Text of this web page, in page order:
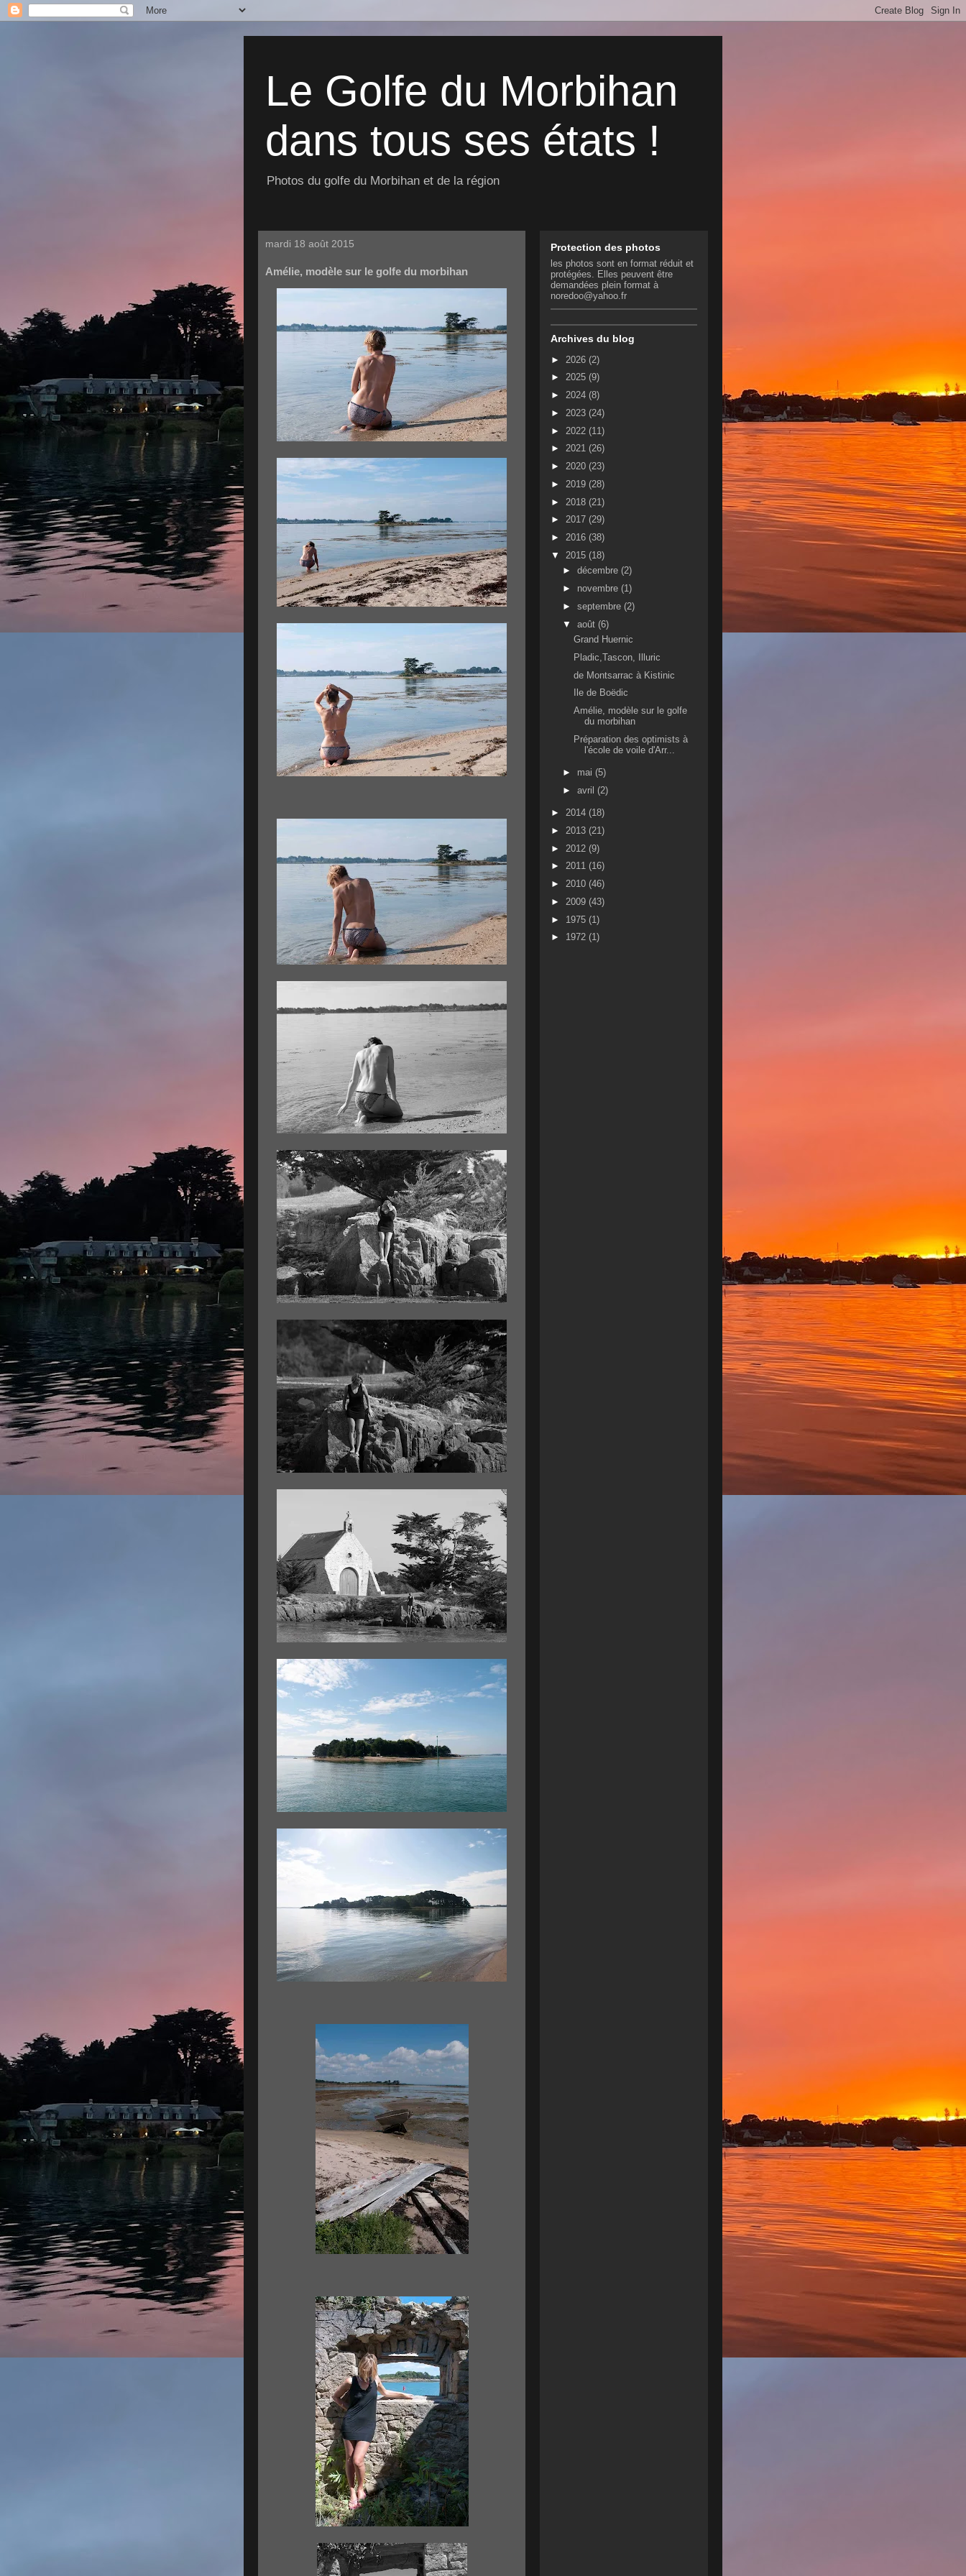
Le Golfe du Morbihan
dans tous ses états !
Photos du golfe du Morbihan et de la région
mardi 18 août 2015
Amélie, modèle sur le golfe du morbihan
Protection des photos
les photos sont en format réduit et
protégées. Elles peuvent être
demandées plein format à
noredoo@yahoo.fr
Archives du blog
► 2026 (2)
► 2025 (9)
► 2024 (8)
► 2023 (24)
► 2022 (11)
► 2021 (26)
► 2020 (23)
► 2019 (28)
► 2018 (21)
► 2017 (29)
► 2016 (38)
▼ 2015 (18)
► décembre (2)
► novembre (1)
► septembre (2)
▼ août (6)
Grand Huernic
Pladic,Tascon, Illuric
de Montsarrac à Kistinic
Ile de Boëdic
Amélie, modèle sur le golfe
du morbihan
Préparation des optimists à
l'école de voile d'Arr...
► mai (5)
► avril (2)
► 2014 (18)
► 2013 (21)
► 2012 (9)
► 2011 (16)
► 2010 (46)
► 2009 (43)
► 1975 (1)
► 1972 (1)